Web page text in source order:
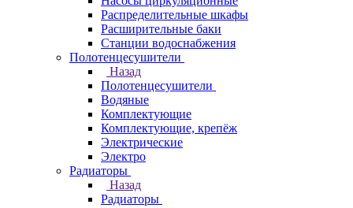
Распределительные шкафы
Расширительные баки
Станции водоснабжения
Полотенцесушители
Назад
Полотенцесушители
Водяные
Комплектующие
Комплектующие, крепёж
Электрические
Электро
Радиаторы
Назад
Радиаторы